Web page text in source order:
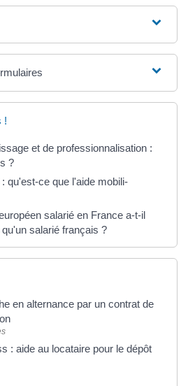
!
et de professionnalisation :
?
qu'est-ce que l'aide mobili-
salarié en France a-t-il
salarié français ?
en alternance par un contrat de
: aide au locataire pour le dépôt